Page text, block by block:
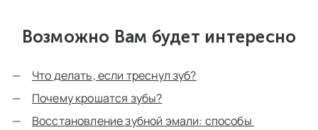
Возможно Вам будет интересно
Что делать, если треснул зуб?
Почему крошатся зубы?
Восстановление зубной эмали: способы